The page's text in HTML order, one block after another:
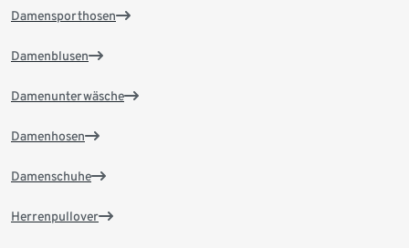
Damensporthosen
Damenblusen
Damenunterwäsche
Damenhosen
Damenschuhe
Herrenpullover